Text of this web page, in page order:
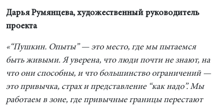
Дарья Румянцева, художественный руководитель
проекта
«“Пушкин. Опыты” — это место, где мы пытаемся
быть живыми. Я уверена, что люди почти не знают, на
что они способны, и что большинство ограничений —
это привычка, страх и представление “как надо”. Мы
работаем в зоне, где привычные границы перестают